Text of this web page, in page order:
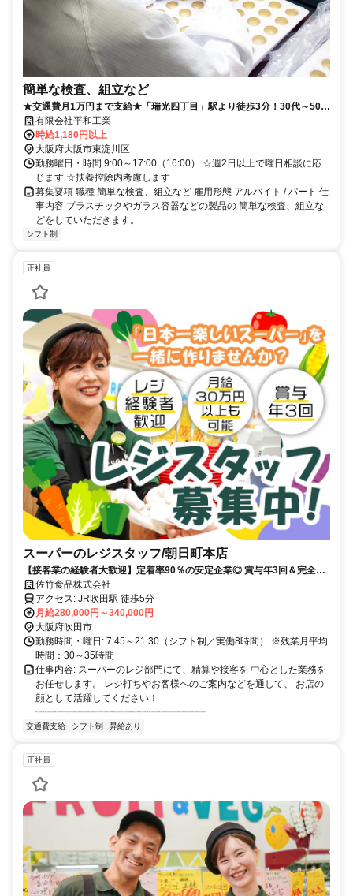
簡単な検査、組立など
★交通費月1万円まで支給★「瑞光四丁目」駅より徒歩3分！30代～50代
の女性スタッフ活躍中☆
有限会社平和工業
時給1,180円以上
大阪府大阪市東淀川区
勤務曜日・時間 9:00～17:00（16:00） ☆週2日以上で曜日相談に応
じます ☆扶養控除内考慮します
募集要項 職種 簡単な検査、組立など 雇用形態 アルバイト / パート 仕
事内容 プラスチックやガラス容器などの製品の 簡単な検査、組立な
どをしていただきます。
シフト制
正社員
スーパーのレジスタッフ/朝日町本店
【接客業の経験者大歓迎】定着率90％の安定企業◎ 賞与年3回＆完全週
休2日制！／休暇・手当も充実／20代～40代活躍中
佐竹食品株式会社
アクセス: JR吹田駅 徒歩5分
月給280,000円～340,000円
大阪府吹田市
勤務時間・曜日: 7:45～21:30（シフト制／実働8時間） ※残業月平均
時間：30～35時間
仕事内容: スーパーのレジ部門にて、精算や接客を 中心とした業務を
お任せします。 レジ打ちやお客様へのご案内などを通して、 お店の
顔として活躍してください！
┈┈┈┈┈┈┈┈┈┈┈┈┈┈┈┈┈┈...
交通費支給 シフト制 昇給あり
正社員